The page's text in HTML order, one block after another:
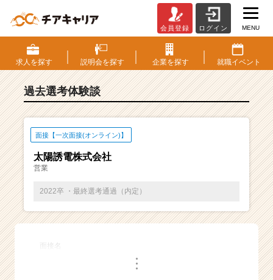
S・
選
考
験
覧
ベ
チ
ー・
成
会員登録 ログイン MENU
求人を探す 説明会を探す 企業を探す 就職イベント
過去選考体験談
面接【一次面接(オンライン)】
太陽誘電株式会社
営業
2022卒 ・最終選考通過（内定）
面接名
・・・